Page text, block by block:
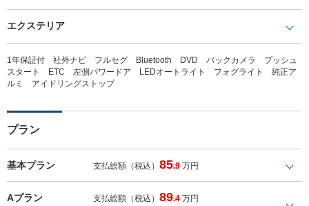
エクステリア
1年保証付 社外ナビ フルセグ Bluetooth DVD バックカメラ プッシュ
スタート ETC 左側パワードア LEDオートライト フォグライト 純正ア
ルミ アイドリングストップ
プラン
基本プラン 支払総額（税込）85.9 万円
Aプラン 支払総額（税込）89.4 万円